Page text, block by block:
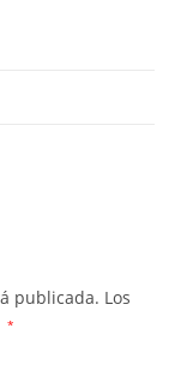
publicada. Los
*